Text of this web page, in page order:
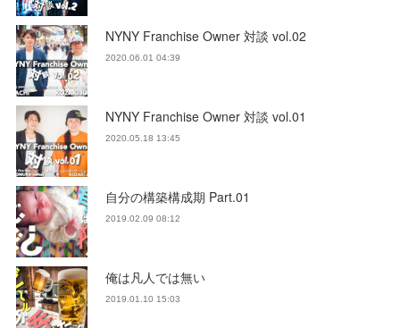
NYNY Franchise Owner 対談 vol.02
2020.06.01 04:39
NYNY Franchise Owner 対談 vol.01
2020.05.18 13:45
自分の構築構成期 Part.01
2019.02.09 08:12
俺は凡人では無い
2019.01.10 15:03